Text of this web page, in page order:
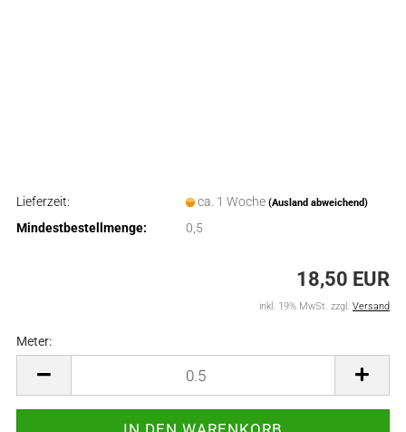
Lieferzeit: ca. 1 Woche (Ausland abweichend)
Mindestbestellmenge: 0,5
18,50 EUR
inkl. 19% MwSt. zzgl. Versand
Meter: